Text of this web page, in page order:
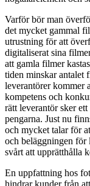
Varför bör man
det mycket gammal
utrustning för att
digitaliserat sina
att gamla filmer
tiden minskar antalet
leverantörer kommer
kompetens och
rätt leverantör sker
pengarna. Just nu
och mycket talar för
och beläggningen för
svårt att upprätthålla
En uppfattning hos